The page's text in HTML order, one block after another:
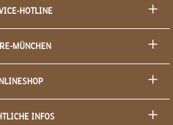
HOTLINE
MÜNCHEN
INFOS